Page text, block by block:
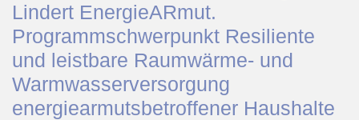
Lindert EnergieARmut.
Programmschwerpunkt Resiliente
und leistbare Raumwärme- und
Warmwasserversorgung
energiearmutsbetroffener Haushalte